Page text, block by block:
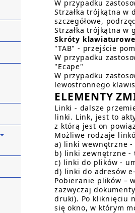
W przypadku
Strzałka trójkątna w
szczegółowe,
Strzałka trójkątna w
Skróty klawiaturowe
"TAB" - przejście
W przypadku
"Ecape"
W przypadku
lewostronnego
ELEMENTY
Linki - dalsze
linki. Link, jest to
z którą jest on
Możliwe rodzaje
a) linki wewnętrzne
b) linki zewnętrzne -
c) linki do plików -
d) linki do adresów
Pobieranie plików –
zazwyczaj
druki). Po kliknięciu
się okno, w którym